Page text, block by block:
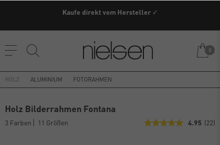
Kaufe direkt vom Hersteller ✓
0
ALUMINIUM FOTORAHMEN
Holz Bilderrahmen Fontana
3 Farben 11 Größen 4.95 (22)